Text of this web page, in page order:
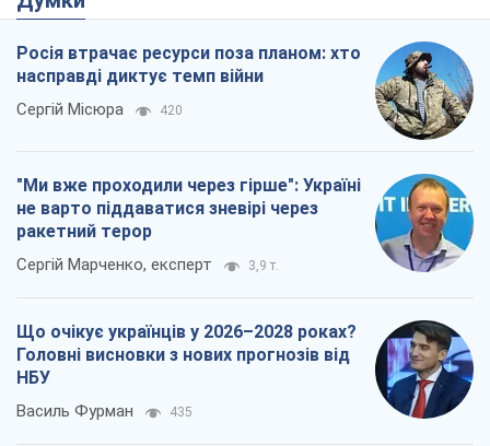
Росія втрачає ресурси поза планом: хто
насправді диктує темп війни
Сергій Місюра 420
"Ми вже проходили через гірше": Україні
не варто піддаватися зневірі через
ракетний терор
Сергій Марченко, експерт 3,9 т.
Що очікує українців у 2026–2028 роках?
Головні висновки з нових прогнозів від
НБУ
Василь Фурман 435